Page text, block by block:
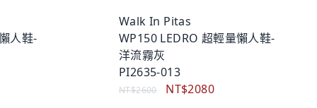
人鞋-
Walk In Pitas
WP150 LEDRO 超輕量懶人鞋-
洋流霧灰
PI2635-013
NT$2600 NT$2080